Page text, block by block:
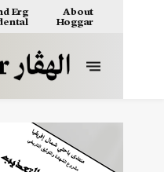
About
Hoggar
Erg